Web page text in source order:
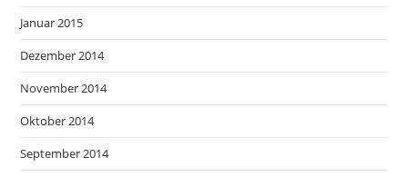
Januar 2015
Dezember 2014
November 2014
Oktober 2014
September 2014